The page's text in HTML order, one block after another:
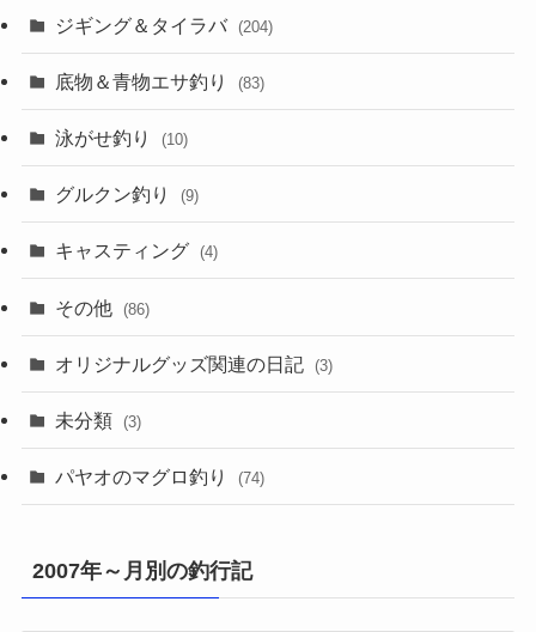
ジギング＆タイラバ (204)
底物＆青物エサ釣り (83)
泳がせ釣り (10)
グルクン釣り (9)
キャスティング (4)
その他 (86)
オリジナルグッズ関連の日記 (3)
未分類 (3)
パヤオのマグロ釣り (74)
2007年～月別の釣行記